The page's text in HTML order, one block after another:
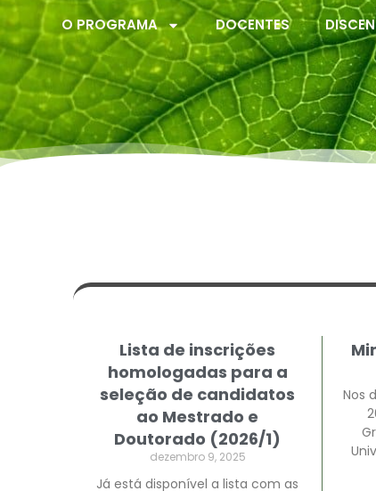
O PROGRAMA DOCENTES
Lista de inscrições
homologadas para a
seleção de candidatos
ao Mestrado e
Doutorado (2026/1)
dezembro 9, 2025
Já está disponível a lista com as
Nos